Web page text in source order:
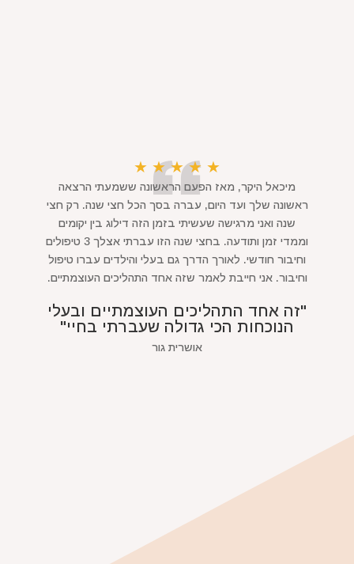
★
★
★
★
★
מיכאל היקר, מאז הפעם הראשונה ששמעתי הרצאה
ראשונה שלך ועד היום, עברה בסך הכל חצי שנה. רק חצי
שנה ואני מרגישה שעשיתי בזמן הזה דילוג בין יקומים
וממדי זמן ותודעה. בחצי שנה הזו עברתי אצלך 3 טיפולים
וחיבור חודשי. לאורך הדרך גם בעלי והילדים עברו טיפול
וחיבור. אני חייבת לאמר שזה אחד התהליכים העוצמתיים.
"זה אחד התהליכים העוצמתיים ובעלי
הנוכחות הכי גדולה שעברתי בחיי"
אושרית גור